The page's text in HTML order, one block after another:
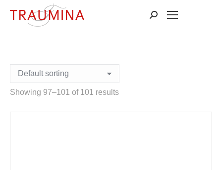
Suchen:
Showing 97–101 of 101 results